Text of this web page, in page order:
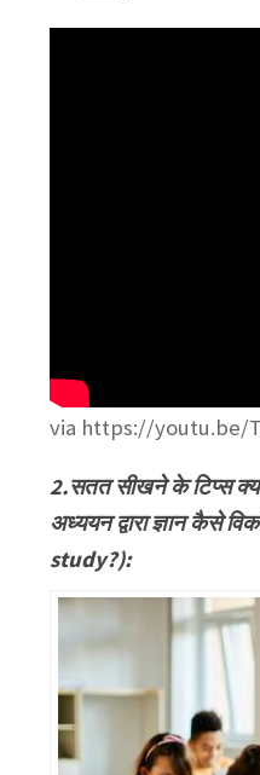
via https://youtu.be/
2.सतत सीखने के टिप्स
अध्ययन द्वारा ज्ञान
study?):